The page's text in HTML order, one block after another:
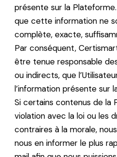
présente sur la
que cette information ne
complète, exacte,
Par conséquent,
être tenue responsable
ou indirects, que
l’information présente sur
Si certains contenus de la
violation avec la loi ou les
contraires à la morale,
nous en informer le plus